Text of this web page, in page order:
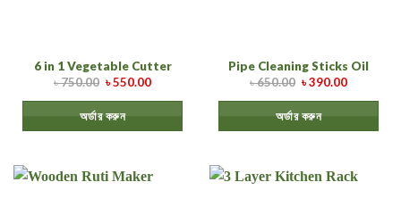
6 in 1 Vegetable Cutter
৳750.00 ৳550.00
অর্ডার করুন
Pipe Cleaning Sticks Oil
৳650.00 ৳390.00
অর্ডার করুন